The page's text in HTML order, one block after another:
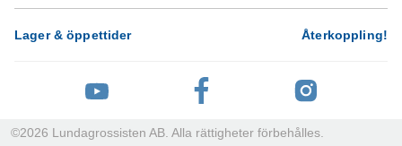
Lager & öppettider Återkoppling!
©2026 Lundagrossisten AB. Alla rättigheter förbehålles.